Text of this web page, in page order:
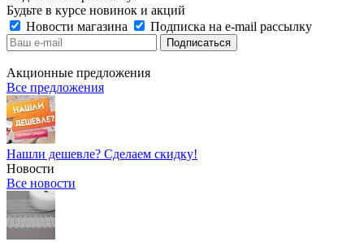
Будьте в курсе новинок и акций
Новости магазина
Подписка на e-mail рассылку
Акционные предложения
Все предложения
Нашли дешевле? Сделаем скидку!
Новости
Все новости